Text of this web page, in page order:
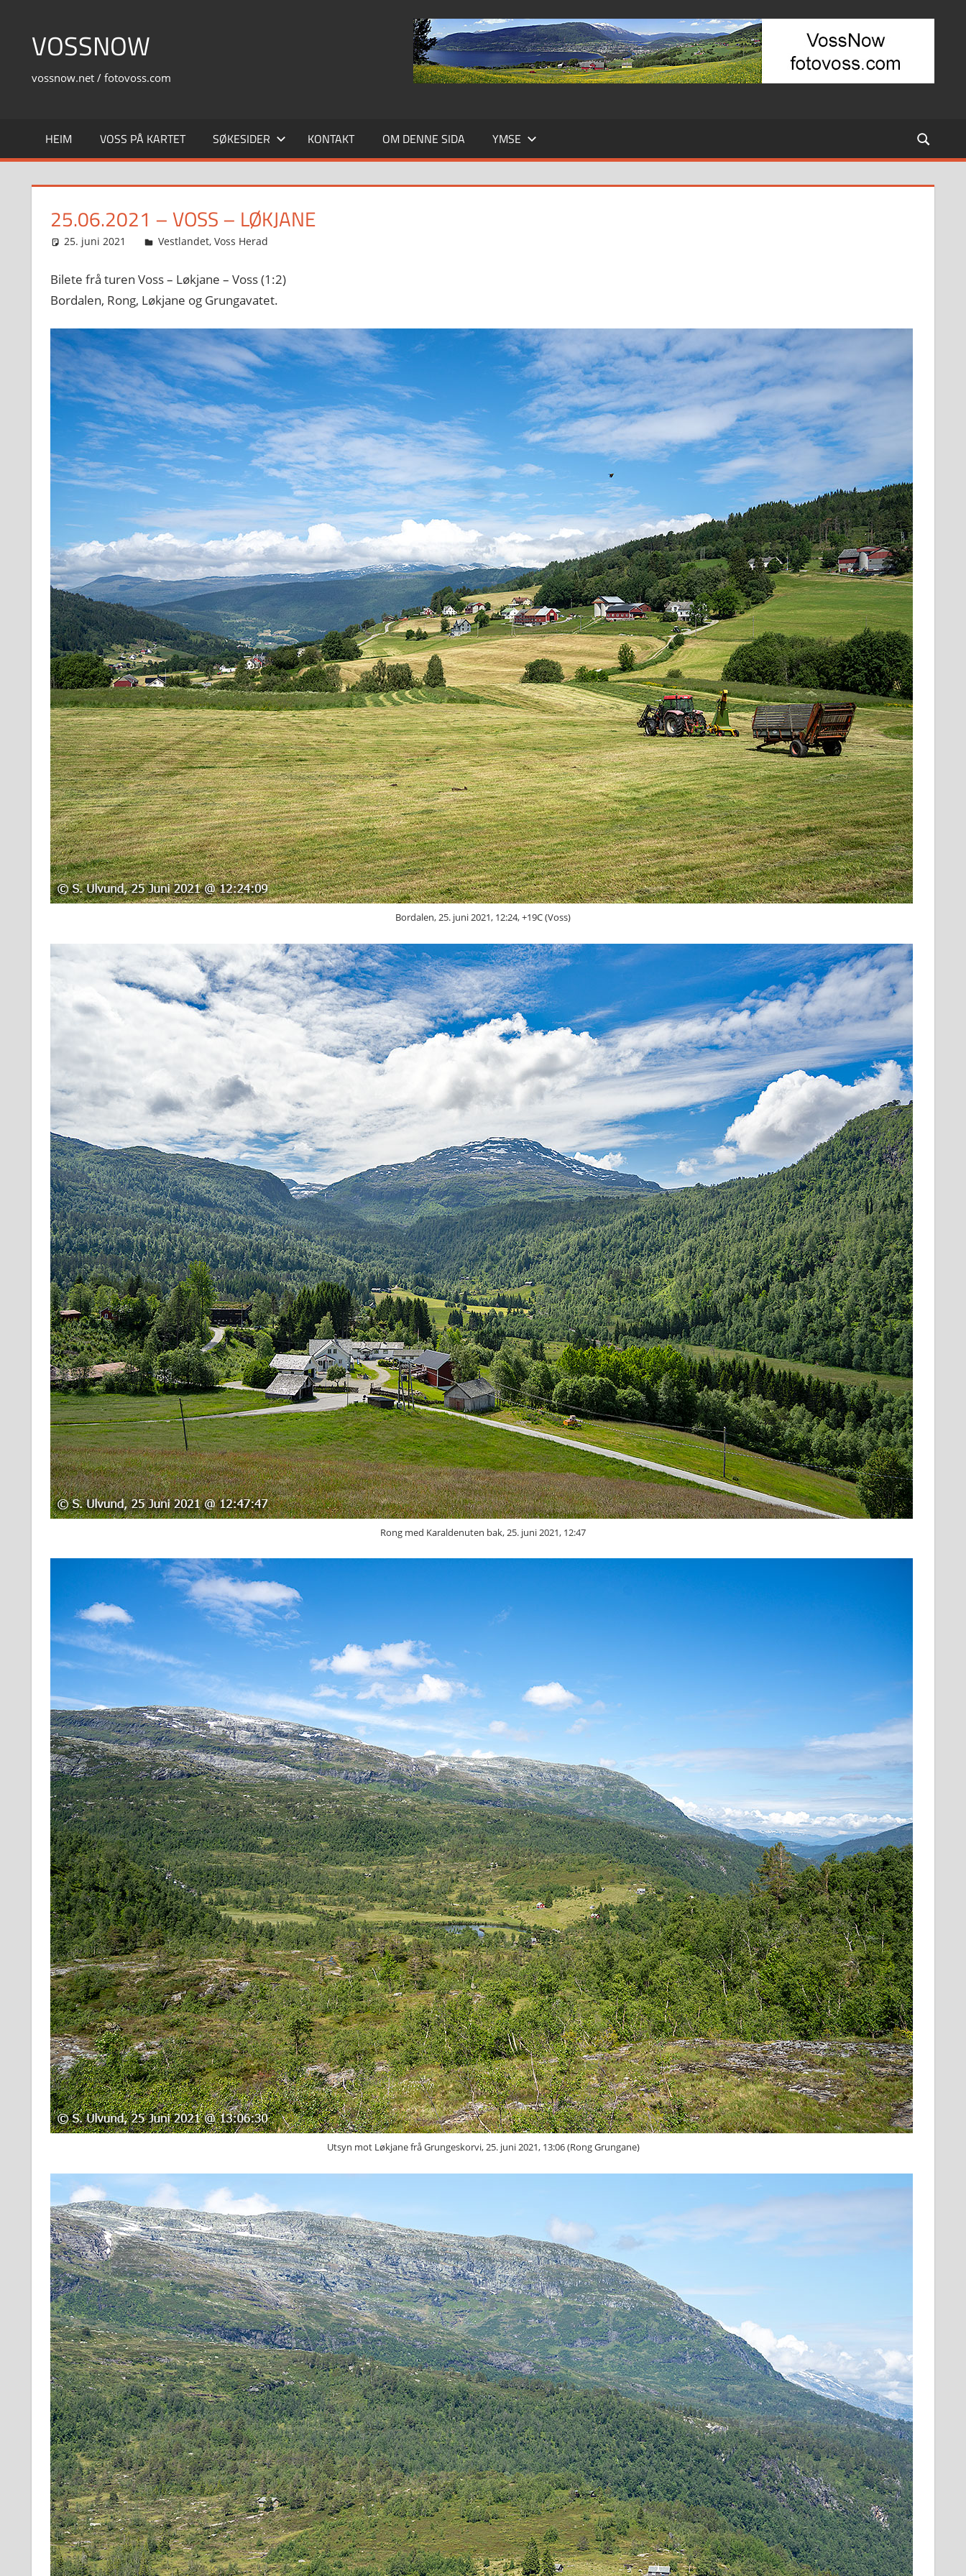
contentVOSSNOW
vossnow.net / fotovoss.com
HEIM VOSS PÅ KARTET SØKESIDER KONTAKT OM DENNE SIDA YMSE
25.06.2021 – VOSS – LØKJANE
25. juni 2021 Svein
Vestlandet, Voss Herad
Bilete frå turen Voss – Løkjane – Voss (1:2)
Bordalen, Rong, Løkjane og Grungavatet.
Bordalen, 25. juni 2021, 12:24, +19C (Voss)
Rong med Karaldenuten bak, 25. juni 2021, 12:47
Utsyn mot Løkjane frå Grungeskorvi, 25. juni 2021, 13:06 (Rong Grungane)